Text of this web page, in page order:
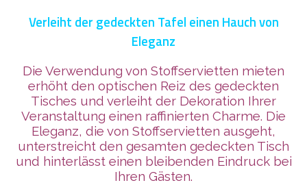
Verleiht der gedeckten Tafel einen Hauch von
Eleganz
Die Verwendung von Stoffservietten mieten
erhöht den optischen Reiz des gedeckten
Tisches und verleiht der Dekoration Ihrer
Veranstaltung einen raffinierten Charme. Die
Eleganz, die von Stoffservietten ausgeht,
unterstreicht den gesamten gedeckten Tisch
und hinterlässt einen bleibenden Eindruck bei
Ihren Gästen.